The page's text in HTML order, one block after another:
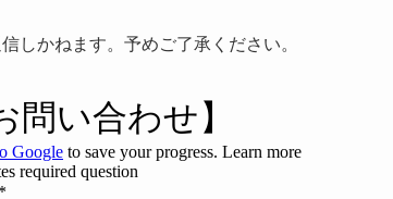
しかねます。予めご了承ください。